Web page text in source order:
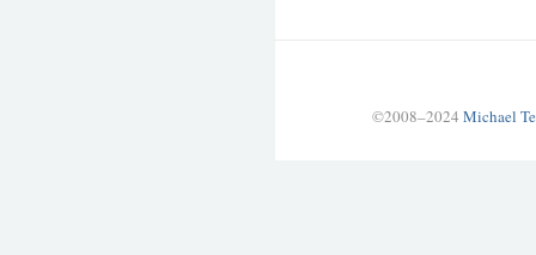
©2008–2024 Michael